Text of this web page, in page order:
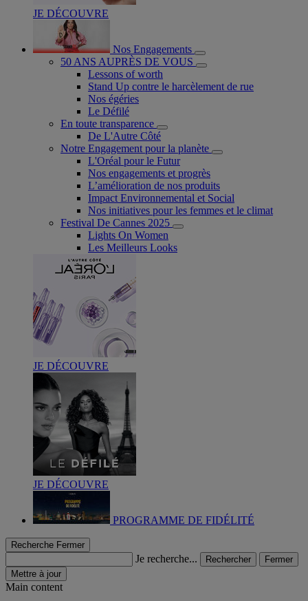
JE DÉCOUVRE
Nos Engagements
50 ANS AUPRÈS DE VOUS
Lessons of worth
Stand Up contre le harcèlement de rue
Nos égéries
Le Défilé
En toute transparence
De L'Autre Côté
Notre Engagement pour la planète
L'Oréal pour le Futur
Nos engagements et progrès
L’amélioration de nos produits
Impact Environnemental et Social
Nos initiatives pour les femmes et le climat
Festival De Cannes 2025
Lights On Women
Les Meilleurs Looks
JE DÉCOUVRE
JE DÉCOUVRE
PROGRAMME DE FIDÉLITÉ
Recherche Fermer
Je recherche... Rechercher
Fermer
Mettre à jour
Main content